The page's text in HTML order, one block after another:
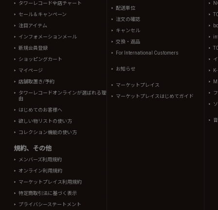
タワーレコード全店チャート
セール＆キャンペーン
注目アイテム
インフォメーションメール
新規会員登録
ショッピングカート
マイページ
店舗取置き/予約
タワーレコードオンラインが選ばれる理
由
はじめてのお客様へ
欲しい物リストの使い方
コレクション機能の使い方
規約、その他
メンバーズ利用規約
オンライン利用規約
マーケットプレイス利用規約
特定商取引法に基づく表示
プライバシーステートメント
配送単位
注文の確認
キャンセル
交換・返品
For International Customers
お知らせ
マーケットプレイス
マーケットプレイスはじめてガイド